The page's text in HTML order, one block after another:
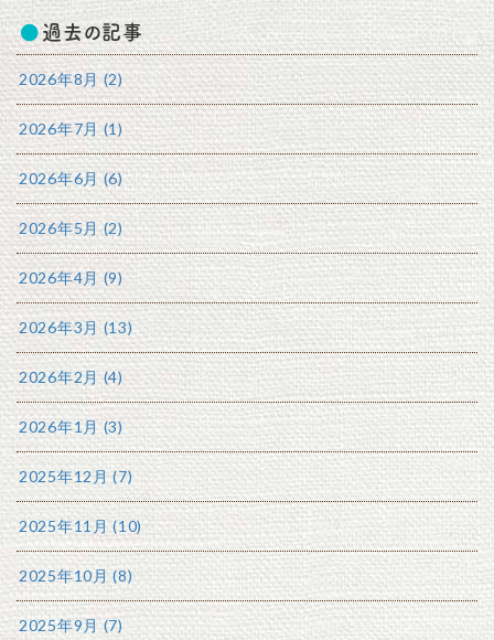
過去の記事
2026年8月 (2)
2026年7月 (1)
2026年6月 (6)
2026年5月 (2)
2026年4月 (9)
2026年3月 (13)
2026年2月 (4)
2026年1月 (3)
2025年12月 (7)
2025年11月 (10)
2025年10月 (8)
2025年9月 (7)